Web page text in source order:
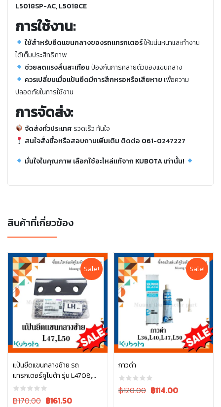
L5018SP-AC, L5018CE
การใช้งาน:
ใช้สำหรับยึดแขนกลางของรถแทรกเตอร์ให้แน่นหนาและทำงาน
ได้เต็มประสิทธิภาพ
ช่วยลดแรงสั่นสะเทือนป้องกันการคลายตัวของแขนกลาง
ควรเปลี่ยนเมื่อแป้นยึดมีการสึกหรอหรือเสียหายเพื่อความ
ปลอดภัยในการใช้งาน
การจัดส่ง:
จัดส่งทั่วประเทศ รวดเร็ว ทันใจ
สนใจสั่งซื้อหรือสอบถามเพิ่มเติม ติดต่อ 061-0247227
มั่นใจในคุณภาพ เลือกใช้อะไหล่แท้จาก KUBOTA เท่านั้น!
สินค้าที่เกี่ยวข้อง
Sale!
แป้นยึดแขนกลางซ้าย รถ
แทรกเตอร์คูโบต้า รุ่น L4708,
L5018 tc432-22155
Original
฿170.00 Current
฿161.50
หยิบใส่ตะกร้า
Sale!
กาวดำ
Original
฿120.00 Current
฿114.00
หยิบใส่ตะกร้า